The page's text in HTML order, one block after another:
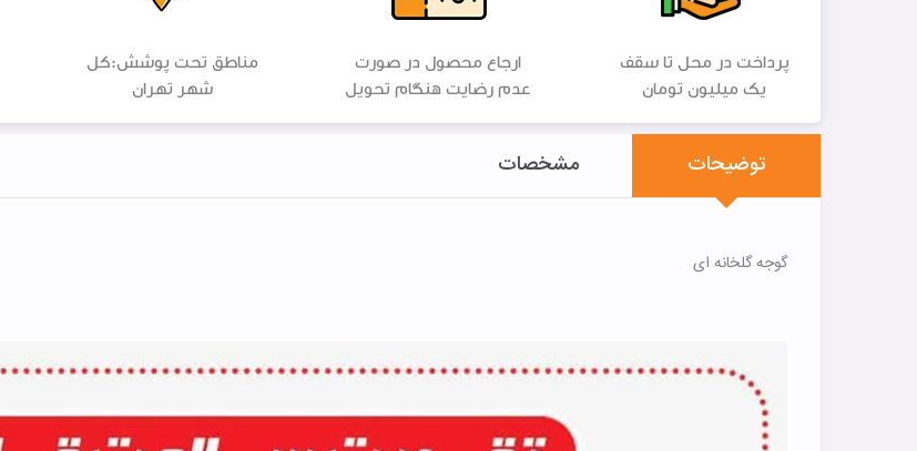
پرداخت در محل تا سقف
یک میلیون تومان
ارجاع محصول در صورت
عدم رضایت هنگام تحویل
مناطق تحت پوشش:کل
شهر تهران
توضیحات مشخصات
گوجه گلخانه ای